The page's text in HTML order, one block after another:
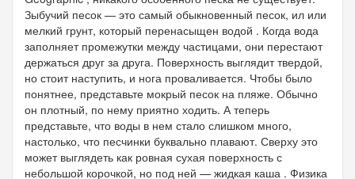
Зыбучий песок — это самый обыкновенный песок, ил или
мелкий грунт, который перенасыщен водой . Когда вода
заполняет промежутки между частицами, они перестают
держаться друг за друга. Поверхность выглядит твердой,
но стоит наступить, и нога проваливается. Чтобы было
понятнее, представьте мокрый песок на пляже. Обычно
он плотный, по нему приятно ходить. А теперь
представьте, что воды в нем стало слишком много,
настолько, что песчинки буквально плавают. Сверху это
может выглядеть как ровная сухая поверхность с
небольшой корочкой, но под ней — жидкая каша . Физика